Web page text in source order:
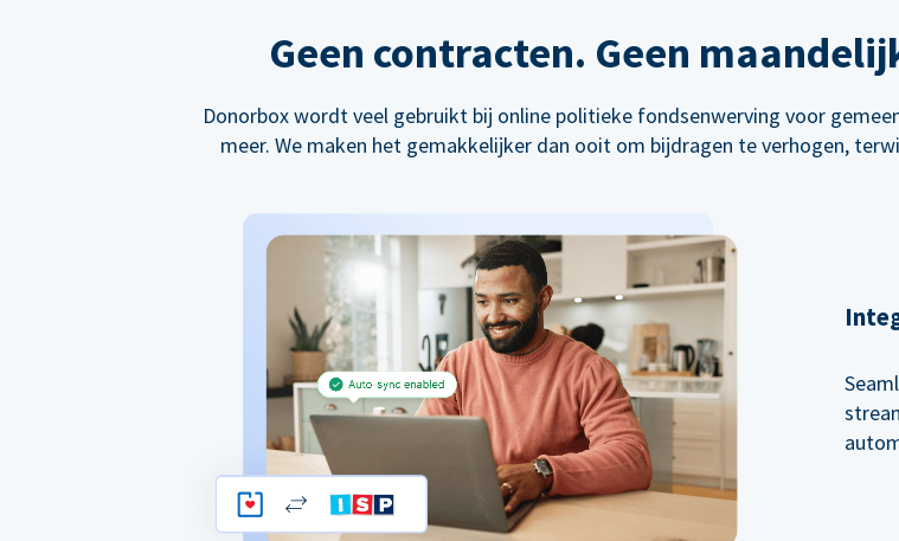
Geen contracten. Geen
Donorbox wordt veel gebruikt bij online politieke fondsenwerving voor
meer. We maken het gemakkelijker dan ooit om bijdragen te verhogen,